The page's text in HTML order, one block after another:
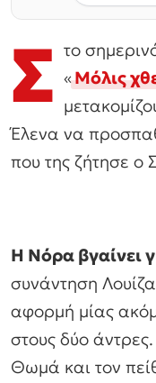
Σ το
«Μόλις
Έλενα να
που της ζήτησε ο
Η Νόρα βγαίνει
συνάντηση
αφορμή μίας
στους δύο
Θωμά και τον